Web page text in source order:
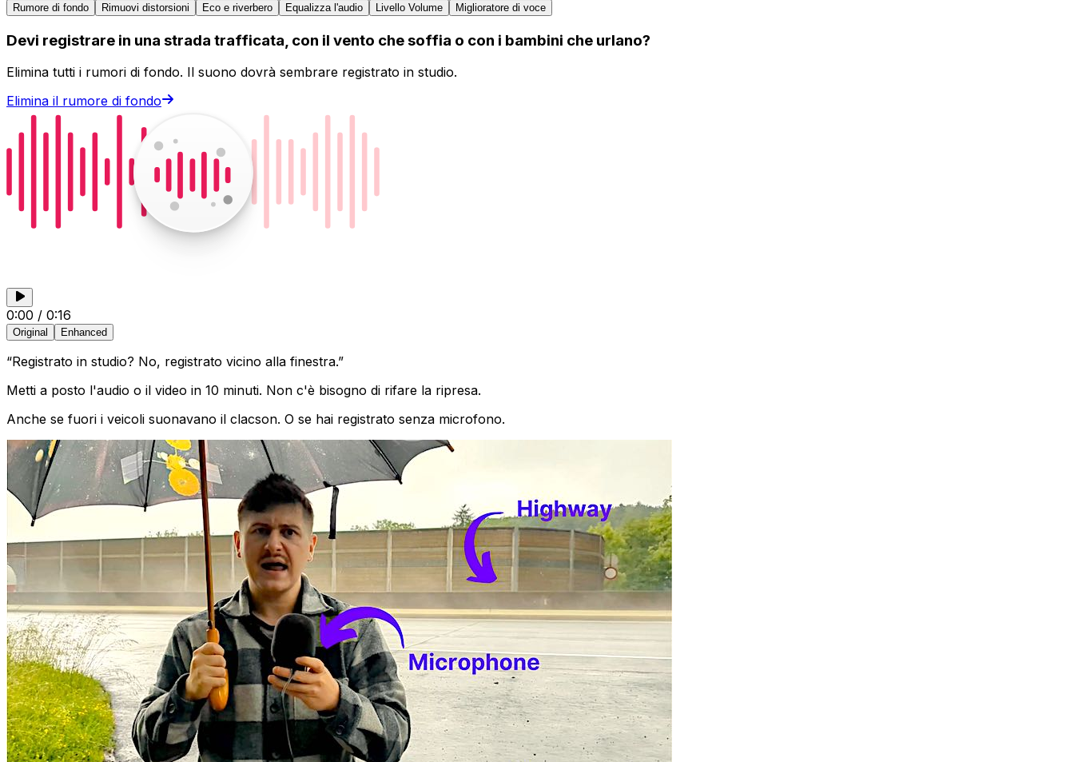
Rumore di fondo
Rimuovi distorsioni Eco e riverbero Equalizza l'audio Livello Volume Miglioratore di voce
Devi registrare in una strada trafficata, con il vento che soffia o con i bambini che urlano?
Elimina tutti i rumori di fondo. Il suono dovrà sembrare registrato in studio.
Elimina il rumore di fondo
0:00 / 0:16
Original Enhanced
“Registrato in studio? No, registrato vicino alla finestra.”
Metti a posto l'audio o il video in 10 minuti. Non c'è bisogno di rifare la ripresa.
Anche se fuori i veicoli suonavano il clacson. O se hai registrato senza microfono.